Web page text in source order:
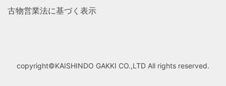
古物営業法に基づく表示
copyright©KAISHINDO GAKKI CO.,LTD All rights reserved.